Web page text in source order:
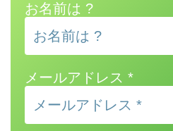
お名前は ?
メールアドレス *